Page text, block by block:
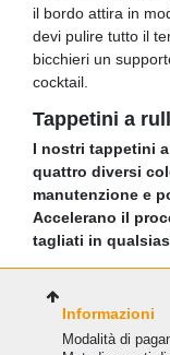
il bordo attira in
devi pulire tutto il
bicchieri un
cocktail.
Tappetini a
I nostri tappetini
quattro diversi
manutenzione e
Accelerano il
tagliati in
Informazioni
Modalità di